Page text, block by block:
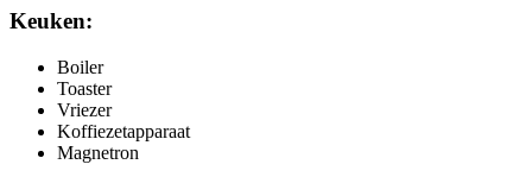
Keuken:
Boiler
Toaster
Vriezer
Koffiezetapparaat
Magnetron